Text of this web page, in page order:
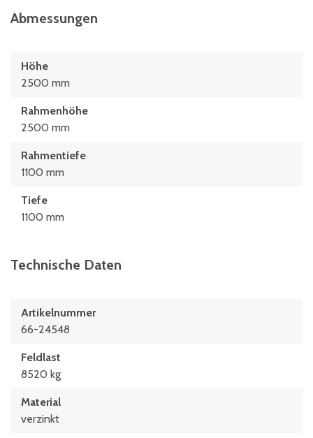
Abmessungen
Höhe
2500 mm
Rahmenhöhe
2500 mm
Rahmentiefe
1100 mm
Tiefe
1100 mm
Technische Daten
Artikelnummer
66-24548
Feldlast
8520 kg
Material
verzinkt